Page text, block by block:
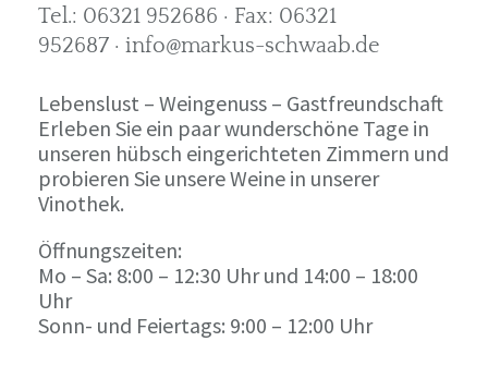
Tel.: 06321 952686 · Fax: 06321
952687 · info@markus-schwaab.de
Lebenslust – Weingenuss – Gastfreundschaft
Erleben Sie ein paar wunderschöne Tage in
unseren hübsch eingerichteten Zimmern und
probieren Sie unsere Weine in unserer
Vinothek.
Öffnungszeiten:
Mo – Sa: 8:00 – 12:30 Uhr und 14:00 – 18:00
Uhr
Sonn- und Feiertags: 9:00 – 12:00 Uhr